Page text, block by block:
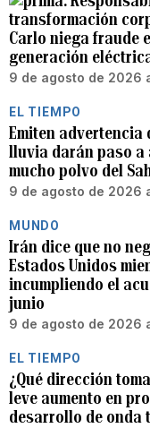
transformación
Carlo niega fraude
generación
9 de agosto de 2026
EL TIEMPO
Emiten advertencia
lluvia darán paso a
mucho polvo del
9 de agosto de 2026
MUNDO
Irán dice que no
Estados Unidos
incumpliendo el
junio
9 de agosto de 2026
EL TIEMPO
¿Qué dirección
leve aumento en
desarrollo de onda